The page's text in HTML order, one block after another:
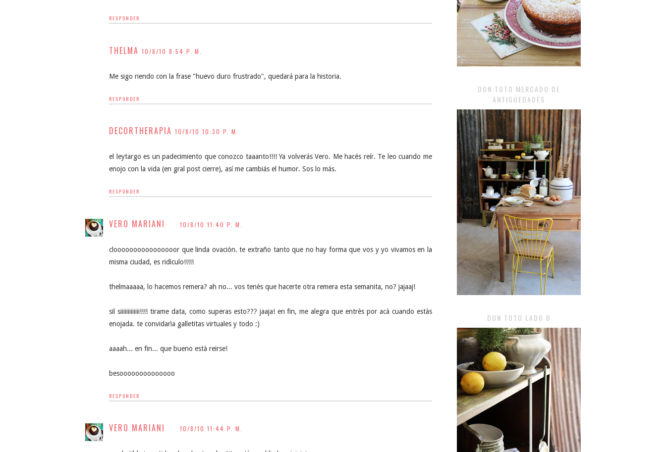
RESPONDER
THELMA 10/8/10 8:54 P. M.
Me sigo riendo con la frase "huevo duro frustrado", quedará para la historia.
RESPONDER
DECORTHERAPIA 10/8/10 10:30 P. M.
el leytargo es un padecimiento que conozco taaanto!!!! Ya volverás Vero. Me hacés reír. Te leo cuando me
enojo con la vida (en gral post cierre), así me cambiás el humor. Sos lo más.
RESPONDER
VERO MARIANI 10/8/10 11:40 P. M.
cloooooooooooooooor que linda ovaciòn. te extraño tanto que no hay forma que vos y yo vivamos en la
misma ciudad, es ridìculo!!!!!
thelmaaaaa, lo hacemos remera? ah no... vos tenès que hacerte otra remera esta semanita, no? jajaaj!
sil siiiiiiiiiiiii!!!! tirame data, como superas esto??? jaaja! en fin, me alegra que entrès por acà cuando estàs
enojada. te convidarìa galletitas virtuales y todo :)
aaaah... en fin... que bueno està reirse!
besoooooooooooooo
RESPONDER
VERO MARIANI 10/8/10 11:44 P. M.
DON TOTO MERCADO DE
ANTIGÜEDADES
DON TOTO LADO B